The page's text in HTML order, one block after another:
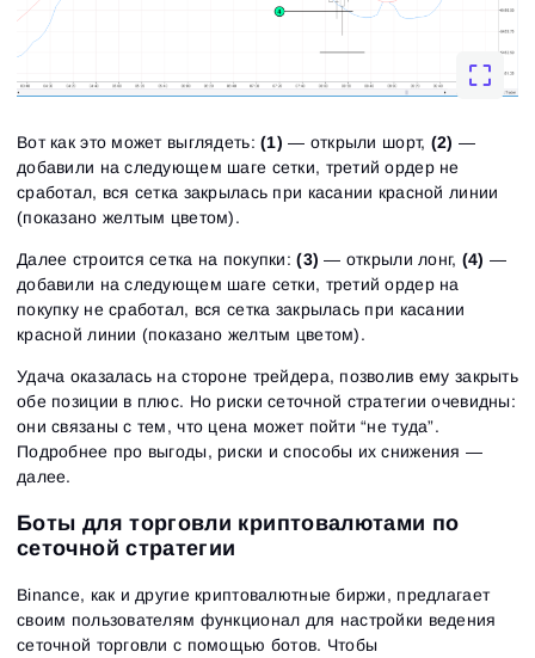
Вот как это может выглядеть:(1) — открыли шорт, (2) —
добавили на следующем шаге сетки, третий ордер не
сработал, вся сетка закрылась при касании красной линии
(показано желтым цветом).
Далее строится сетка на покупки:(3)— открыли лонг, (4) —
добавили на следующем шаге сетки, третий ордер на
покупку не сработал, вся сетка закрылась при касании
красной линии (показано желтым цветом).
Удача оказалась на стороне трейдера, позволив ему закрыть
обе позиции в плюс. Но риски сеточной стратегии очевидны:
они связаны с тем, что цена может пойти “не туда”.
Подробнее про выгоды, риски и способы их снижения —
далее.
Боты для торговли криптовалютами по
сеточной стратегии
Binance, как и другие криптовалютные биржи, предлагает
своим пользователям функционал для настройки ведения
сеточной торговли с помощью ботов. Чтобы